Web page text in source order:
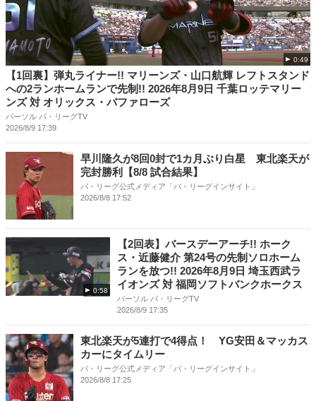
0:49
【1回裏】弾丸ライナー!! マリーンズ・山口航輝 レフトスタンド
への2ランホームランで先制!! 2026年8月9日 千葉ロッテマリー
ンズ 対 オリックス・バファローズ
パーソル パ・リーグTV
2026/8/9 17:39
早川隆久が8回0封で1カ月ぶり白星 東北楽天が
完封勝利【8/8 試合結果】
パ・リーグ公式メディア「パ・リーグインサイト」
2026/8/8 17:52
0:58
【2回表】バースデーアーチ!! ホーク
ス・近藤健介 第24号の先制ソロホーム
ランを放つ!! 2026年8月9日 埼玉西武ラ
イオンズ 対 福岡ソフトバンクホークス
パーソル パ・リーグTV
2026/8/9 17:35
東北楽天が5連打で4得点！ YG安田＆マッカス
カーにタイムリー
パ・リーグ公式メディア「パ・リーグインサイト」
2026/8/8 17:25